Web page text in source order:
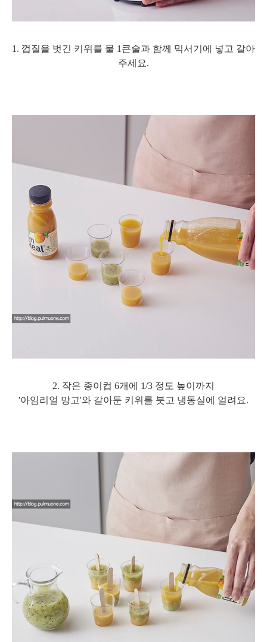
1. 껍질을 벗긴 키위를 물 1큰술과 함께 믹서기에 넣고 갈아
주세요.
2. 작은 종이컵 6개에 1/3 정도 높이까지
'아임리얼 망고'와 갈아둔 키위를 붓고 냉동실에 얼려요.